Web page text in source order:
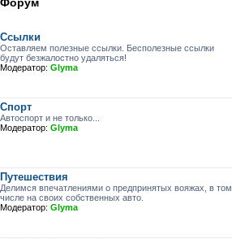
Ссылки
Оставляем полезные ссылки. Бесполезные ссылки
будут безжалостно удаляться!
Модератор: Glyma
Спорт
Автоспорт и не только...
Модератор: Glyma
Путешествия
Делимся впечатлениями о предпринятых вояжах, в том
числе на своих собственных авто.
Модератор: Glyma